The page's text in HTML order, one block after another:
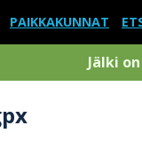
PAIKKAKUNNAT
Jälki